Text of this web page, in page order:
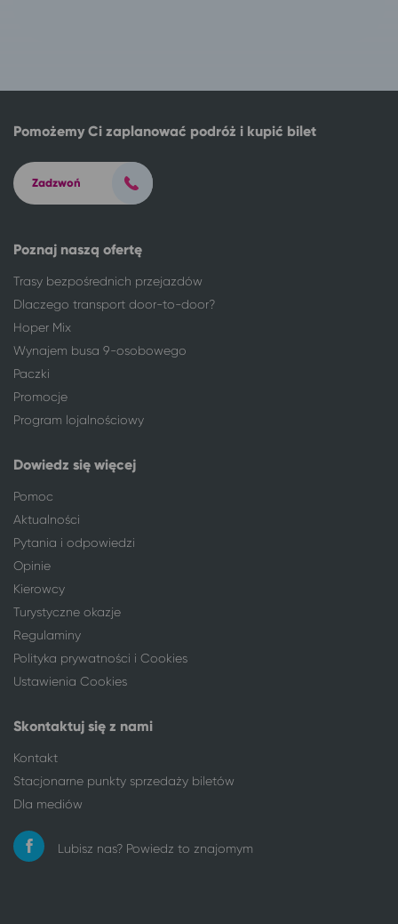
Gliwice
Szczawno-Zdrój
Inowrocław
Szczawno-Zdrój
Jelenia Góra
Kalisz
Szczawno-Zdrój
Katowice
Szczawno-Zdrój
Kraków
Szczawno-Zdrój
Łódź
Szczawno-Zdrój
Ostrów Wielkopolski
Pabianice
Poznań
Szczawno-Zdrój
Pruszków
Ruda Śląska
Sieradz
Szczawno-Zdrój
Toruń
Szczawno-Zdrój
Warszawa
Włocławek
Wrocław
Szczawno-Zdrój
Zgierz
Poznaj naszą ofertę
Trasy bezpośrednich przejazdów
Dlaczego transport door-to-door?
Hoper Mix
Wynajem busa 9-osobowego
Paczki
Promocje
Program lojalnościowy
Dowiedz się więcej
Pomoc
Aktualności
Pytania i odpowiedzi
Opinie
Kierowcy
Turystyczne okazje
Regulaminy
Polityka prywatności i Cookies
Ustawienia Cookies
Skontaktuj się z nami
Kontakt
Stacjonarne punkty sprzedaży biletów
Dla mediów
Lubisz nas? Powiedz to znajomym
Pomożemy Ci zaplanować podróż i kupić bilet
Zadzwoń